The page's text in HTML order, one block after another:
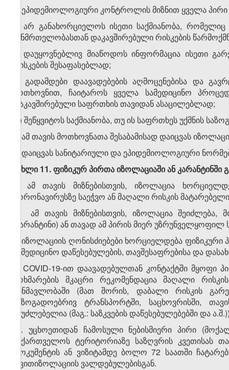
2. ეპიდემიოლოგიური კონტროლის მიზნით ყველა
ა) არ განახორციელოს ისეთი საქმიანობა, რომელიც
ჯანმრთელობასთან დაკავშირებული რისკების
ბ) დაუყოვნებლივ მიაწოდოს ინფორმაცია ისეთი
რისკების შესაფასებლად;
გ) გადამდები დაავადებების აღმოცენებისა და
მოთხოვნით, ჩაიტაროს ყველა სამედიცინო
დაკავშირებული საფრთხის თავიდან ასაცილებლად;
დ) შეწყვიტოს საქმიანობა, თუ ის საფრთხეს უქმნის
ე) ამ თავის მოთხოვნათა შესაბამისად დაიცვას
ვ) დაიცვას სანიტარიული და ეპიდემიოლოგიური
მუხლი11.ფიზიკურ პირთა იზოლაციაში ან კარანტინში
1. ამ თავის მიზნებისთვის, იზოლაცია
კორონავირუსზე საეჭვო ან მაღალი რისკის
2. ამ თავის მიზნებისთვის, იზოლაცია
(კარანტინი) ან თავად ამ პირის მიერ
3. იზოლაციის ღონისძიებები ხორციელდება
სამედიცინო დაწესებულების, თავშესაფრებისა და
4. COVID-19-ით დაავადებულთან კონტაქტში მყოფი
მოხმარების მკაცრი რეკომენდაცია მაღალი
განმავლობაში (მათ შორის, დაბალი რისკის
საზოგადოებრივ ტრანსპორტში, საცხოვრისში,
შეუძლებელია (მაგ.: საზკვების დაწესებულებებში და
. უცხოეთიდან ჩამოსული ნებისმიერი პირი
საქართველოს ტერიტორიაზე საზღვრის კვეთისას
დოკუმენტის ან ვიზიტამდე ბოლო 72 საათში
თვითიზოლაციის ვალდებულებისგან.